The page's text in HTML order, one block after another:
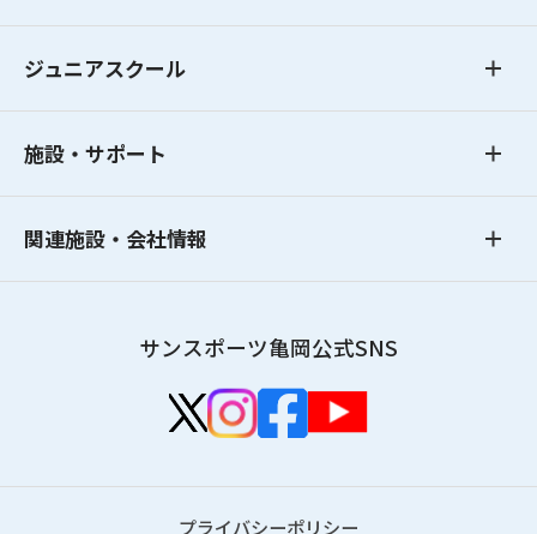
ジュニアスクール
施設・サポート
関連施設・会社情報
サンスポーツ亀岡公式SNS
プライバシーポリシー